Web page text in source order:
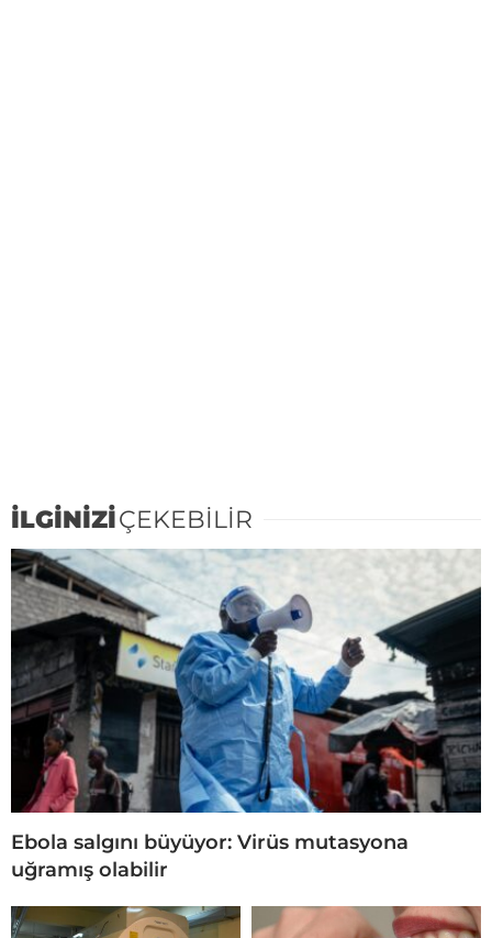
İLGİNİZİÇEKEBİLİR
Ebola salgını büyüyor: Virüs mutasyona
uğramış olabilir